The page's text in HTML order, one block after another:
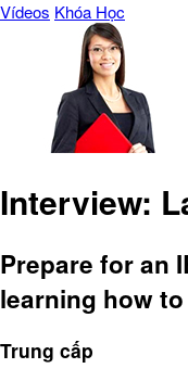
Vídeos Khóa Học
Interview:
Prepare for an
learning how
Trung cấp